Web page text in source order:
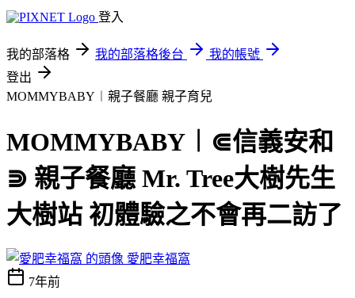
登入
我的部落格 我的部落格後台
我的帳號
登出
MOMMYBABY︱親子餐廳 親子育兒
MOMMYBABY︱⋐信義安和
⋑ 親子餐廳 Mr. Tree大樹先生
大樹站 初體驗之不會再二訪了
愛肥幸福窩
7年前